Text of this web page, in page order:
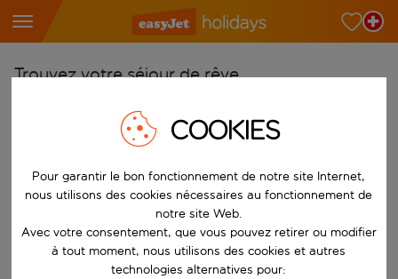
Trouvez votre séjour de rêve
Commencez à taper pour la saisie automatique. Lorsque les
Choisissez votre aéroport
Commencez à taper pour la saisie automatique. Lorsque les
Choisissez votre destination
Vers
Choisissez vos dates
Quand
COOKIES
Pour garantir le bon fonctionnement de notre site Internet,
nous utilisons des cookies nécessaires au fonctionnement de
notre site Web.
Avec votre consentement, que vous pouvez retirer ou modifier
à tout moment, nous utilisons des cookies et autres
technologies alternatives pour: